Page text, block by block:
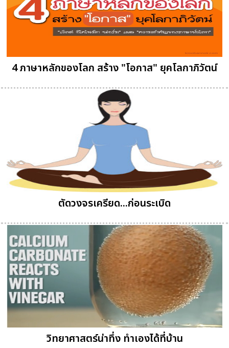
4 ภาษาหลักของโลก สร้าง "โอกาส" ยุคโลกาภิวัตน์
ตัดวงจรเครียด...ก่อนระเบิด
วิทยาศาสตร์น่าทึ่ง ทำเองได้ที่บ้าน